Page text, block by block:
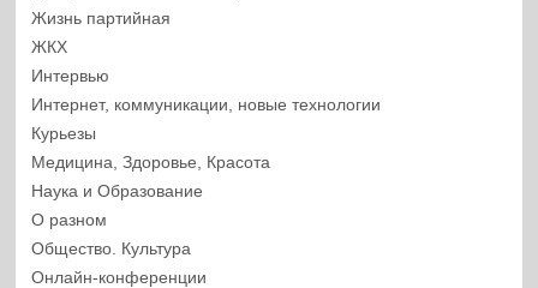
Жизнь партийная
ЖКХ
Интервью
Интернет, коммуникации, новые технологии
Курьезы
Медицина, Здоровье, Красота
Наука и Образование
О разном
Общество. Культура
Онлайн-конференции